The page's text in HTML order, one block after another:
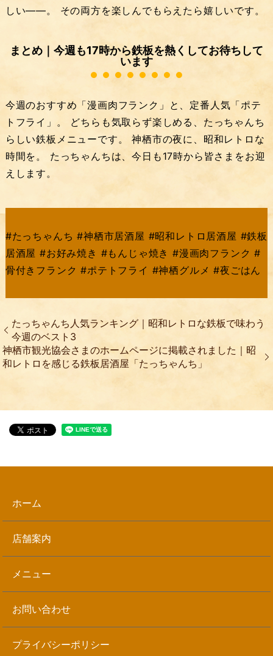
しい——。 その両方を楽しんでもらえたら嬉しいです。
まとめ｜今週も17時から鉄板を熱くしてお待ちして
います
今週のおすすめ「漫画肉フランク」と、定番人気「ポテ
トフライ」。 どちらも気取らず楽しめる、たっちゃんち
らしい鉄板メニューです。 神栖市の夜に、昭和レトロな
時間を。 たっちゃんちは、今日も17時から皆さまをお迎
えします。
#たっちゃんち #神栖市居酒屋 #昭和レトロ居酒屋 #鉄板
居酒屋 #お好み焼き #もんじゃ焼き #漫画肉フランク #
骨付きフランク #ポテトフライ #神栖グルメ #夜ごはん
たっちゃんち人気ランキング｜昭和レトロな鉄板で味わう
今週のベスト3
神栖市観光協会さまのホームページに掲載されました｜昭
和レトロを感じる鉄板居酒屋「たっちゃんち」
ホーム
店舗案内
メニュー
お問い合わせ
プライバシーポリシー